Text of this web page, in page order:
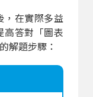
，在實際多益
高答對「圖表
解題步驟：